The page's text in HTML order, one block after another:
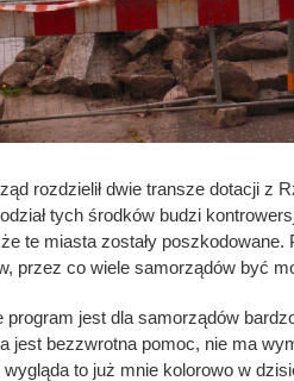
rozdzielił dwie transze dotacji z
tych środków budzi
te miasta zostały
przez co wiele samorządów być
program jest dla samorządów
jest bezzwrotna pomoc, nie ma
wygląda to już mnie kolorowo w